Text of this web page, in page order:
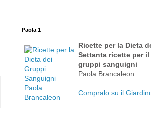
Paola 1
Ricette per la Dieta
Settanta ricette per
gruppi sanguigni
Paola Brancaleon
Compralo su il